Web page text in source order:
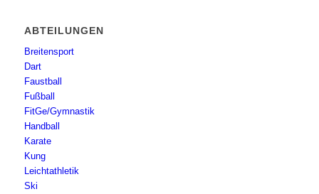
ABTEILUNGEN
Breitensport
Dart
Faustball
Fußball
FitGe/Gymnastik
Handball
Karate
Kung
Leichtathletik
Ski